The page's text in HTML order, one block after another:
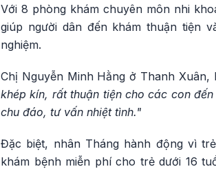
Với 8 phòng khám chuyên môn nhi
giúp người dân đến khám thuận tiện
nghiệm.
Chị Nguyễn Minh Hằng ở Thanh
khép kín, rất thuận tiện cho các con
chu đáo, tư vấn nhiệt tình."
Đặc biệt, nhân Tháng hành động vì
khám bệnh miễn phí cho trẻ dưới 16